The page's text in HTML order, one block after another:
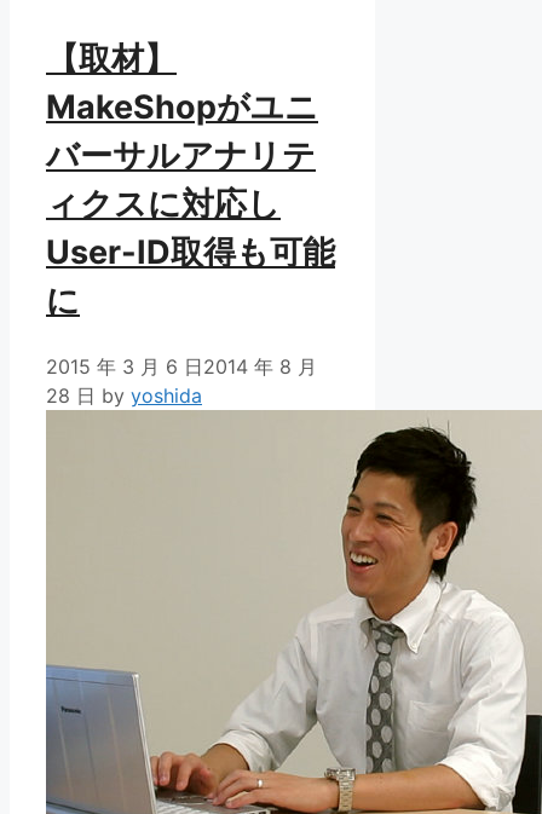
ー
【取材】
MakeShopがユニ
バーサルアナリテ
ィクスに対応し
User-ID取得も可能
に
2015 年 3 月 6 日2014 年 8 月
28 日 by yoshida